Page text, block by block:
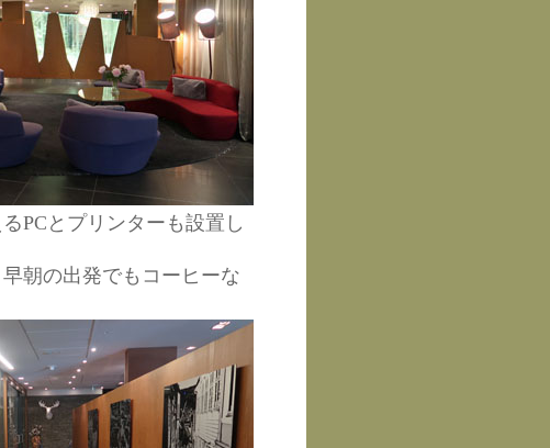
PCとプリンターも設置し
朝の出発でもコーヒーな